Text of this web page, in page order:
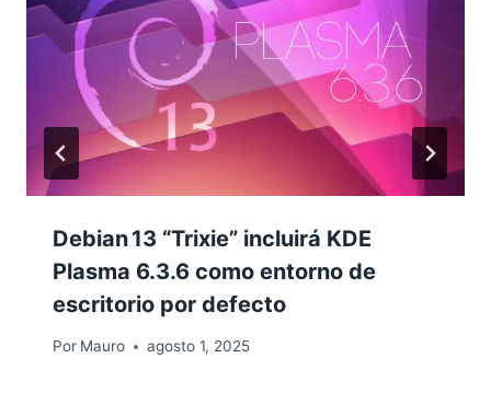
Debian 13 “Trixie” incluirá KDE
Plasma 6.3.6 como entorno de
escritorio por defecto
Por Mauro agosto 1, 2025